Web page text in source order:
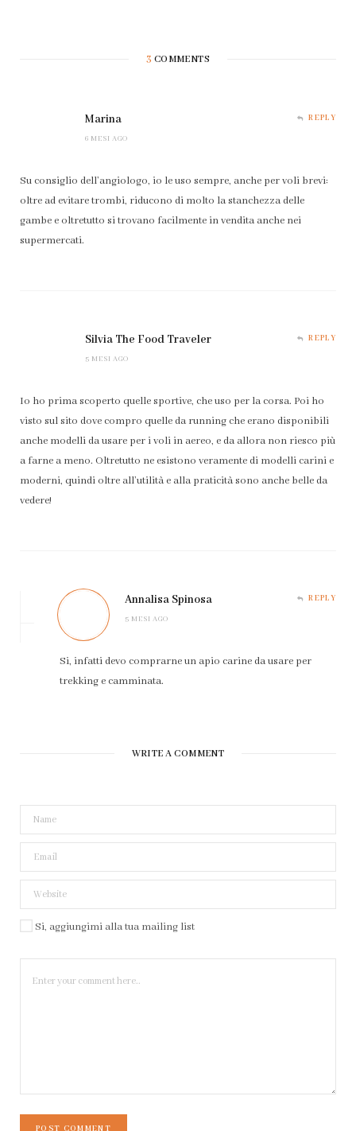
3 COMMENTS
Marina
6 MESI AGO
REPLY
Su consiglio dell’angiologo, io le uso sempre, anche per voli brevi:
oltre ad evitare trombi, riducono di molto la stanchezza delle
gambe e oltretutto si trovano facilmente in vendita anche nei
supermercati.
Silvia The Food Traveler
5 MESI AGO
REPLY
Io ho prima scoperto quelle sportive, che uso per la corsa. Poi ho
visto sul sito dove compro quelle da running che erano disponibili
anche modelli da usare per i voli in aereo, e da allora non riesco più
a farne a meno. Oltretutto ne esistono veramente di modelli carini e
moderni, quindi oltre all’utilità e alla praticità sono anche belle da
vedere!
Annalisa Spinosa
5 MESI AGO
REPLY
Si, infatti devo comprarne un apio carine da usare per
trekking e camminata.
WRITE A COMMENT
Si, aggiungimi alla tua mailing list